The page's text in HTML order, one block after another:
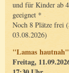
und für Kinder ab
geeignet *
Noch 8 Plätze frei
03.08.2026)
"Lamas
Freitag,